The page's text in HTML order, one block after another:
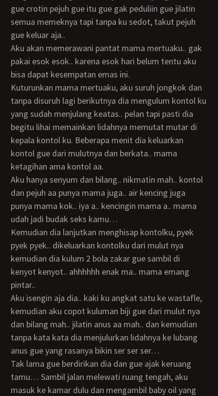
gue crotin pejuh gue itu gue gak peduliin gue jilatin
semua memeknya tapi tanpa ku sedot, takut pejuh
gue keluar aja..
Aku akan memerawani pantat mama mertuaku.. gak
pakai esok esok.. karena esok hari belum tentu aku
bisa dapat kesempatan emas ini.
Kuturunkan mama mertuaku, aku suruh jongkok dan
tanpa disuruh lagi berikutnya dia mengulum kontol ku
yang sudah menjulang keatas.. pelan tapi pasti dia
begitu lihai memainkan lidahnya memutat mutar di
kepala kontol ku. Beberapa menit dia keluarkan
kontol gue dari mulutnya dan berkata.. mama
ketagihan ama kontol aa.
Aku hanya senyum dan bilang.. nikmatin mah.. kontol
dan pejuh aa punya mama juga.. air kencing juga
punya mama kok.. iya a.. kencingin mama a.. mama
udah jadi budak seks kamu…
Kemudian dia lanjutkan menghisap kontolku, pyek
pyek pyek.. dikeluarkan kontolku dari mulut nya
kemudian dia kulum 2 bola zakar gue sambil di
kenyot kenyot.. ahhhhhh enak ma.. mama emang
pintar..
Aku isengin aja dia.. kaki ku angkat satu ke wastafle,
kemudian aku copot kuluman biji gue dari mulut nya
dan bilang mah.. jilatin anus aa mah.. dan kemudian
tanpa kata kata dia menjulurkan lidahnya ke lubang
anus gue yang rasanya bikin ser ser ser…
Tak lama gue berdirikan dia dan gue ajak keruang
tamu… Sambil jalan melewati ruang tengah, aku
masuk ke kamar dulu dan mengambil baby oil yang